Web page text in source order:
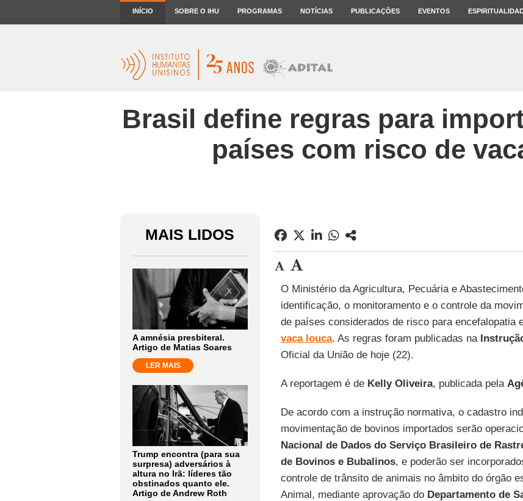
INÍCIO SOBRE O IHU PROGRAMAS NOTÍCIAS PUBLICAÇÕES EVENTOS
Brasil define regras para
países com risco de
MAIS LIDOS
A amnésia presbiteral.
Artigo de Matias Soares
LER MAIS
Trump encontra (para sua
surpresa) adversários à
altura no Irã: líderes tão
obstinados quanto ele.
Artigo de Andrew Roth
O Ministério da Agricultura, Pecuária e
identificação, o monitoramento e o controle da
de países considerados de risco para encefalopatia
vaca louca. As regras foram publicadas na
Oficial da União de hoje (22).
A reportagem é de Kelly Oliveira, publicada pela
De acordo com a instrução normativa, o cadastro
movimentação de bovinos importados serão
Nacional de Dados do Serviço Brasileiro de
de Bovinos e Bubalinos, e poderão ser
controle de trânsito de animais no âmbito do órgão
Animal, mediante aprovação do Departamento de